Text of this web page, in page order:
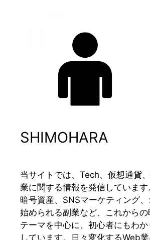
SHIMOHARA
当サイトでは、Tech、仮想通貨
業に関する情報を発信していま
暗号資産、SNSマーケティング
始められる副業など、これから
テーマを中心に、初心者にもわ
しています。日々変化するWeb